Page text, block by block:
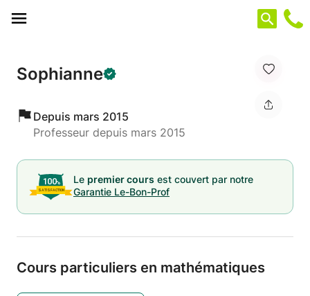
Sophianne
Depuis mars 2015
Professeur depuis mars 2015
Le premier cours est couvert par notre
Garantie Le-Bon-Prof
Cours particuliers en mathématiques